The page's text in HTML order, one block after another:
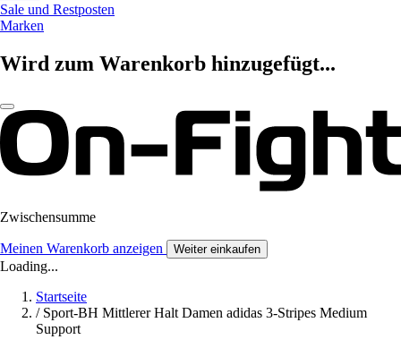
Sale und Restposten
Marken
Wird zum Warenkorb hinzugefügt...
Zwischensumme
Meinen Warenkorb anzeigen Weiter einkaufen
Loading...
Startseite
/ Sport-BH Mittlerer Halt Damen adidas 3-Stripes Medium
Support